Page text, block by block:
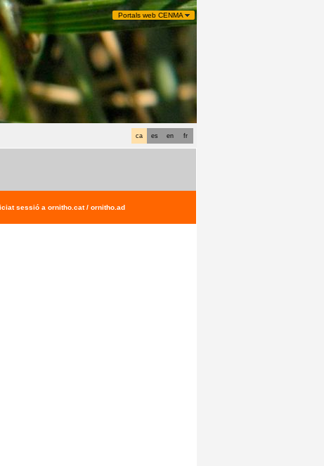
Portals web CENMA
fr
en
es
ca
sessió a ornitho.cat / ornitho.ad